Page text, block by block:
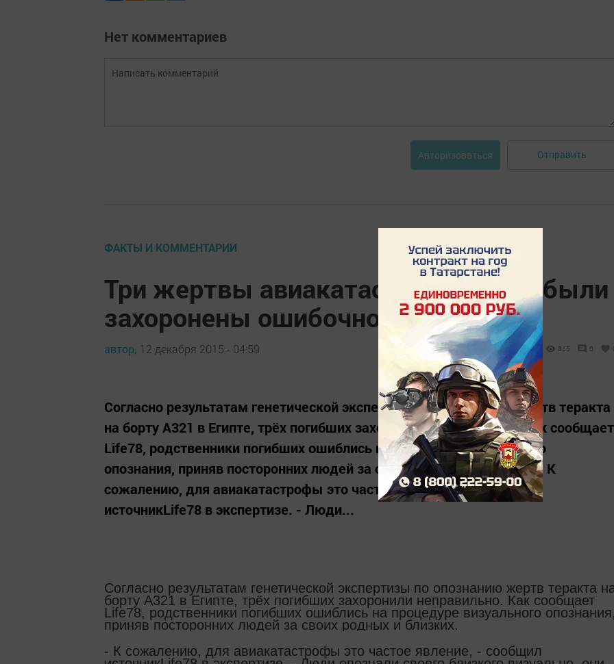
Нет комментариев
Авторизоваться Отправить
ФАКТЫ И КОММЕНТАРИИ
Три жертвы авиакатастрофы А321 были
захоронены ошибочно
автор, 12 декабря 2015 - 04:59 845 0
Согласно результатам генетической экспертизы по опознанию жертв теракта
на борту А321 в Египте, трёх погибших захоронили неправильно. Как сообщает
Life78, родственники погибших ошиблись на процедуре визуального
опознания, приняв посторонних людей за своих родных и близких. - К
сожалению, для авиакатастрофы это частое явление, - сообщил
источникLife78 в экспертизе. - Люди...
Согласно результатам генетической экспертизы по опознанию жертв теракта
борту А321 в Египте, трёх погибших захоронили неправильно. Как сообщает
Life78, родственники погибших ошиблись на процедуре визуального
приняв посторонних людей за своих родных и близких.
- К сожалению, для авиакатастрофы это частое явление, - сообщил